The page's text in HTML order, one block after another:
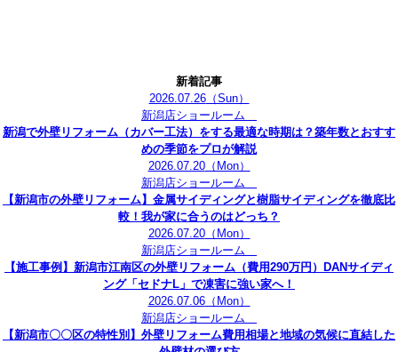
新着記事
2026.07.26（Sun）
新潟店ショールーム
新潟で外壁リフォーム（カバー工法）をする最適な時期は？築年数とおすす
めの季節をプロが解説
2026.07.20（Mon）
新潟店ショールーム
【新潟市の外壁リフォーム】金属サイディングと樹脂サイディングを徹底比
較！我が家に合うのはどっち？
2026.07.20（Mon）
新潟店ショールーム
【施工事例】新潟市江南区の外壁リフォーム（費用290万円）DANサイディ
ング「セドナL」で凍害に強い家へ！
2026.07.06（Mon）
新潟店ショールーム
【新潟市〇〇区の特性別】外壁リフォーム費用相場と地域の気候に直結した